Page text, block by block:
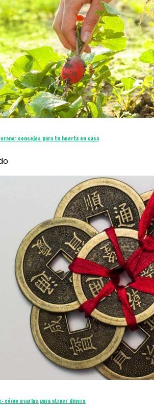
consejos para tu huerta en casa
cómo usarlas para atraer dinero